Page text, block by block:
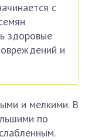
с
здоровые
и
и мелкими. В
по